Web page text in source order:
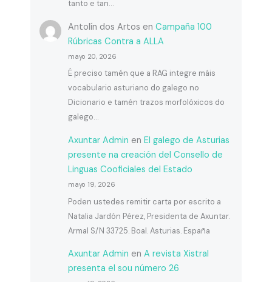
tanto e tan…
Antolín dos Artos en Campaña 100
Rúbricas Contra a ALLA
mayo 20, 2026
É preciso tamén que a RAG integre máis
vocabulario asturiano do galego no
Dicionario e tamén trazos morfolóxicos do
galego…
Axuntar Admin en El galego de Asturias
presente na creación del Consello de
Linguas Cooficiales del Estado
mayo 19, 2026
Poden ustedes remitir carta por escrito a
Natalia Jardón Pérez, Presidenta de Axuntar.
Armal S/N 33725. Boal. Asturias. España
Axuntar Admin en A revista Xistral
presenta el sou número 26